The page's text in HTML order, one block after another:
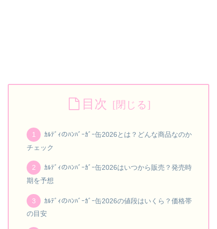
目次
ｶﾙﾃﾞｨのﾊﾝﾊﾞｰｶﾞｰ缶2026とは？どんな商品なのか
チェック
ｶﾙﾃﾞｨのﾊﾝﾊﾞｰｶﾞｰ缶2026はいつから販売？発売時
期を予想
ｶﾙﾃﾞｨのﾊﾝﾊﾞｰｶﾞｰ缶2026の値段はいくら？価格帯
の目安